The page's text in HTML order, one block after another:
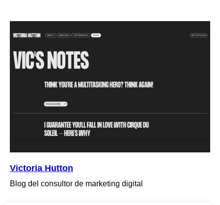
Victoria Hutton
Blog del consultor de marketing digital